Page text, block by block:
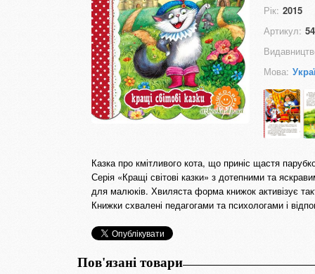
Рік: 2015
Артикул:
Мова:
Казка про кмітливого кота, що приніс щастя
Серія «Кращі світові казки» з дотепними та
для малюків. Хвиляста форма книжок активізує
Книжки схвалені педагогами та психологами і
Пов'язані товари